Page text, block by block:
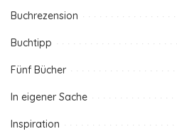
Buchrezension
Buchtipp
Fünf Bücher
In eigener Sache
Inspiration